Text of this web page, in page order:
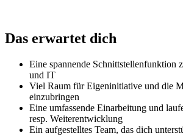
Das erwartet dich
Eine spannende Schnittstellenfunktion
und IT
Viel Raum für Eigeninitiative und die
einzubringen
Eine umfassende Einarbeitung und
resp. Weiterentwicklung
Ein aufgestelltes Team, das dich